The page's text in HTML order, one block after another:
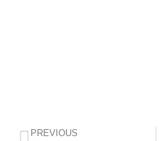
PREVIOUS